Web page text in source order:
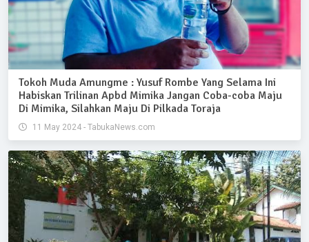
Tokoh Muda Amungme : Yusuf Rombe Yang Selama Ini
Habiskan Trilinan Apbd Mimika Jangan Coba-coba Maju
Di Mimika, Silahkan Maju Di Pilkada Toraja
11 May 2024 - TabukaNews.com